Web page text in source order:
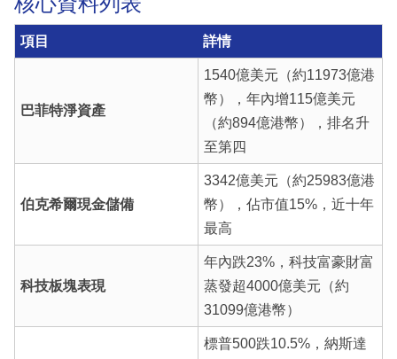
項目 詳情
巴菲特淨資產
1540億美元（約11973億港
幣），年內增115億美元
（約894億港幣），排名升
至第四
伯克希爾現金儲備
3342億美元（約25983億港
幣），佔市值15%，近十年
最高
科技板塊表現
年內跌23%，科技富豪財富
蒸發超4000億美元（約
31099億港幣）
標普500跌10.5%，納斯達